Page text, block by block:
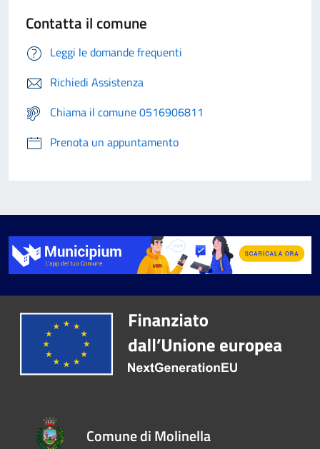
Contatta il comune
Leggi le domande frequenti
Richiedi Assistenza
Chiama il comune 0516906811
Prenota un appuntamento
Comune di Molinella